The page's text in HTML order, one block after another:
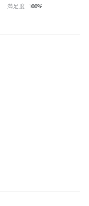
満足度 100%